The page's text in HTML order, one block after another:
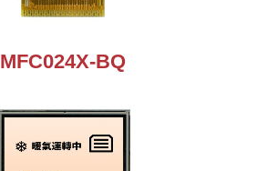
MFC024X-BQ